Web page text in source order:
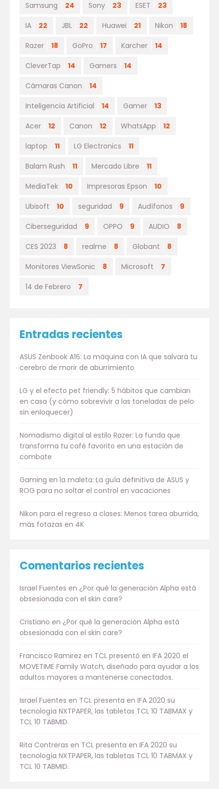
Samsung 24 Sony 23 ESET 23
IA 22 JBL 22 Huawei 21 Nikon 18
Razer 18 GoPro 17 Karcher 14
CleverTap 14 Gamers 14
Cámaras Canon 14
Inteligencia Artificial 14 Gamer 13
Acer 12 Canon 12 WhatsApp 12
laptop 11 LG Electronics 11
Balam Rush 11 Mercado Libre 11
MediaTek 10 Impresoras Epson 10
Ubisoft 10 seguridad 9 Audífonos 9
Ciberseguridad 9 OPPO 9 AUDIO 8
CES 2023 8 realme 8 Globant 8
Monitores ViewSonic 8 Microsoft 7
14 de Febrero 7
Entradas recientes
ASUS Zenbook A16: La máquina con IA que salvará tu
cerebro de morir de aburrimiento
LG y el efecto pet friendly: 5 hábitos que cambian
en casa (y cómo sobrevivir a las toneladas de pelo
sin enloquecer)
Nomadismo digital al estilo Razer: La funda que
transforma tu café favorito en una estación de
combate
Gaming en la maleta: La guía definitiva de ASUS y
ROG para no soltar el control en vacaciones
Nikon para el regreso a clases: Menos tarea aburrida,
más fotazas en 4K
Comentarios recientes
Israel Fuentes en ¿Por qué la generación Alpha está
obsesionada con el skin care?
Cristiano en ¿Por qué la generación Alpha está
obsesionada con el skin care?
Francisco Ramirez en TCL presentó en IFA 2020 el
MOVETIME Family Watch, diseñado para ayudar a los
adultos mayores a mantenerse conectados.
Israel Fuentes en TCL presenta en IFA 2020 su
tecnología NXTPAPER, las tabletas TCL 10 TABMAX y
TCL 10 TABMID.
Rita Contreras en TCL presenta en IFA 2020 su
tecnología NXTPAPER, las tabletas TCL 10 TABMAX y
TCL 10 TABMID.